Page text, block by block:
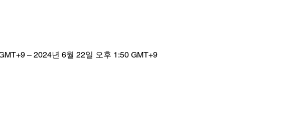
– 2024년 6월 22일 오후 1:50 GMT+9